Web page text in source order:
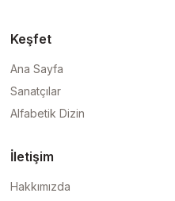
Keşfet
Ana Sayfa
Sanatçılar
Alfabetik Dizin
İletişim
Hakkımızda